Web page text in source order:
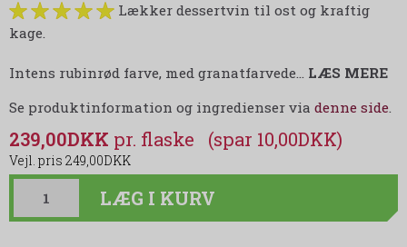
Lækker dessertvin til ost og kraftig
kage.
Intens rubinrød farve, med granatfarvede
LÆS MERE
Se produktinformation og ingredienser via denne side
239,00DKK
249,00DKK
(spar 10,00DKK)
LÆG I KURV